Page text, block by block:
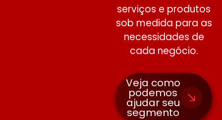
serviços e produtos
sob medida para as
necessidades de
cada negócio.
Veja como
podemos
ajudar seu
segmento